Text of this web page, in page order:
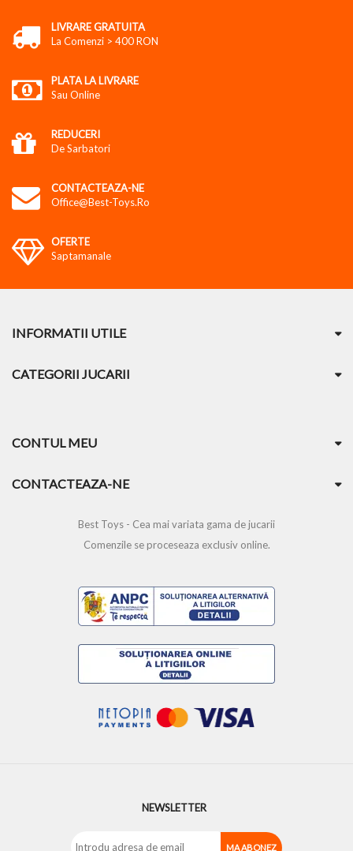
LIVRARE GRATUITA
La Comenzi > 400 RON
PLATA LA LIVRARE
Sau Online
REDUCERI
De Sarbatori
CONTACTEAZA-NE
Office@best-Toys.ro
OFERTE
Saptamanale
INFORMATII UTILE
CATEGORII JUCARII
CONTUL MEU
CONTACTEAZA-NE
Best Toys - Cea mai variata gama de jucarii
Comenzile se proceseaza exclusiv online.
NEWSLETTER